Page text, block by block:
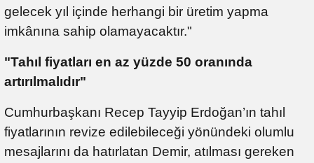
gelecek yıl içinde herhangi bir üretim yapma
imkânına sahip olamayacaktır."
"Tahıl fiyatları en az yüzde 50 oranında
artırılmalıdır"
Cumhurbaşkanı Recep Tayyip Erdoğan’ın tahıl
fiyatlarının revize edilebileceği yönündeki olumlu
mesajlarını da hatırlatan Demir, atılması gereken